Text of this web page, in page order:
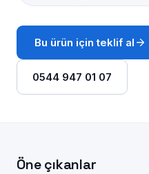
Bu ürün için teklif al
0544 947 01 07
Öne çıkanlar